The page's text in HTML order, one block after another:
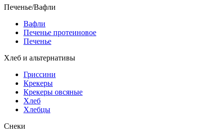
Печенье/Вафли
Вафли
Печенье протеиновое
Печенье
Хлеб и альтернативы
Гриссини
Крекеры
Крекеры овсяные
Хлеб
Хлебцы
Снеки